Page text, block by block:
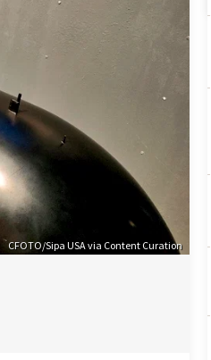
CFOTO/Sipa USA via Content Curation